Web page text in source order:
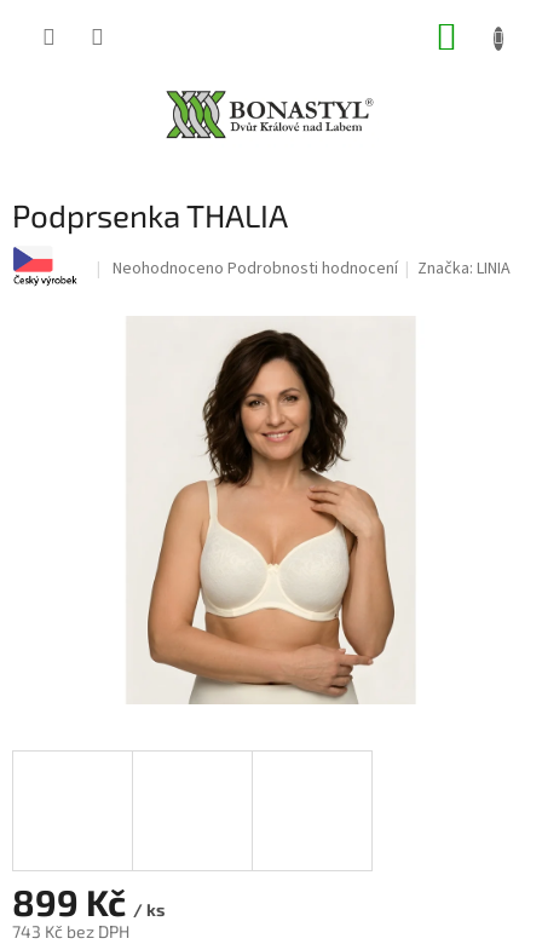
Podprsenka THALIA
Průměrné
produktu
Neohodnoceno Podrobnosti hodnocení Značka:LINIA
899 Kč / ks
743 Kč bez DPH